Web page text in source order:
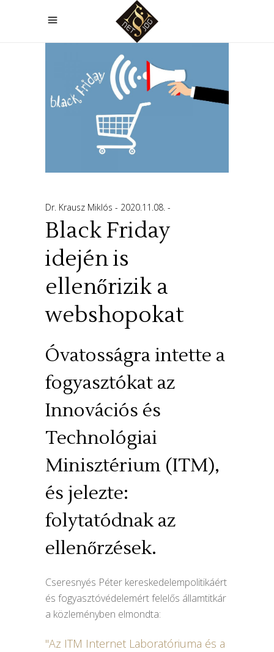
Dr. Krausz Miklós 2020.11.08.
Black Friday
idején is
ellenőrizik a
webshopokat
Óvatosságra intette a
fogyasztókat az
Innovációs és
Technológiai
Minisztérium (ITM),
és jelezte:
folytatódnak az
ellenőrzések.
Cseresnyés Péter kereskedelempolitikáért
és fogyasztóvédelemért felelős államtitkár
a közleményben elmondta:
Az ITM Internet Laboratóriuma és a